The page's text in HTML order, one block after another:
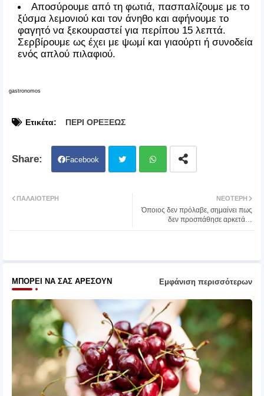
Αποσύρουμε από τη φωτιά, πασπαλίζουμε με το
ξύσμα λεμονιού και τον άνηθο και αφήνουμε το
φαγητό να ξεκουραστεί για περίπου 15 λεπτά.
Σερβίρουμε ως έχει με ψωμί και γιαούρτι ή συνοδεία
ενός απλού πιλαφιού.
gastronomos
Ετικέτα: ΠΕΡΙ ΟΡΕΞΕΩΣ
Facebook
atsa
ΝΕΌΤΕΡΗ
Όποιος δεν πρόλαβε, σημαίνει πως
δεν προσπάθησε αρκετά…
ΠΑΛΑΙΌΤΕΡΗ
ΜΠΟΡΕΊ ΝΑ ΣΑΣ ΑΡΈΣΟΥΝ Εμφάνιση περισσότερων